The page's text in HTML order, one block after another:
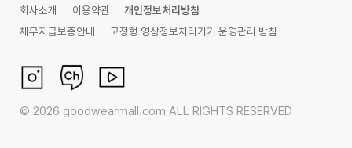
회사소개 이용약관
개인정보처리방침
채무지급보증안내
고정형 영상정보처리기기 운영관리 방침
© 2026 goodwearmall.com ALL RIGHTS RESERVED